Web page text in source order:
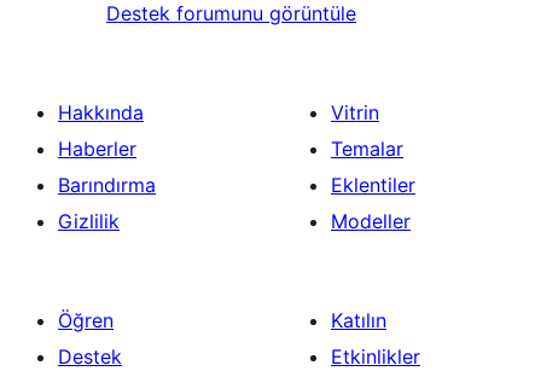
Destek forumunu görüntüle
Hakkında
Haberler
Barındırma
Gizlilik
Vitrin
Temalar
Eklentiler
Modeller
Öğren
Destek
Katılın
Etkinlikler